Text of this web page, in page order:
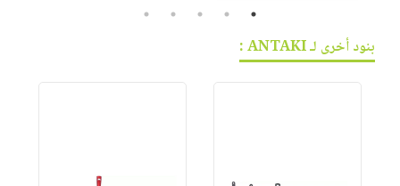
1
2
3
4
5
بنود أخرى لـ ANTAKI :